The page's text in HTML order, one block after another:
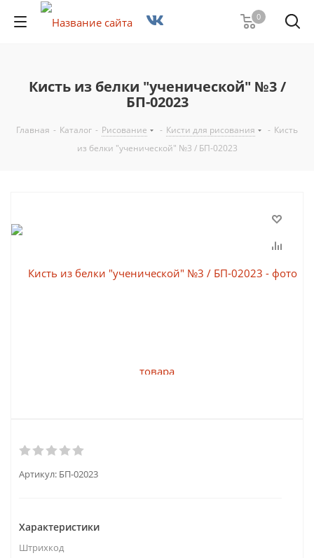
0
Кисть из белки "ученической" №3 /
БП-02023
Главная - Каталог - Рисование - Кисти для рисования - Кисть
из белки "ученической" №3 / БП-02023
Артикул: БП-02023
Характеристики
Штрихкод